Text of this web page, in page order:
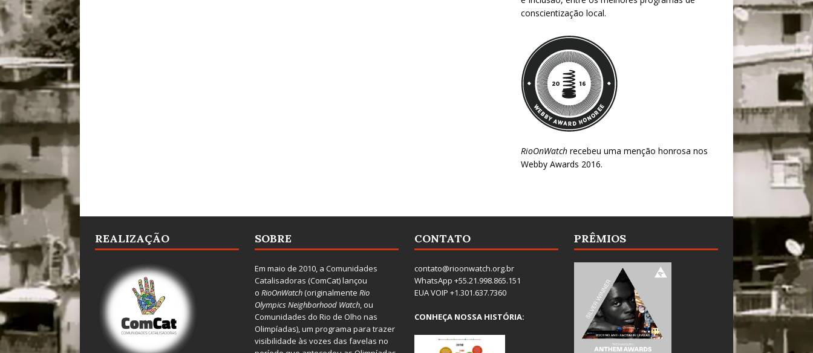
conscientização local.
RioOnWatchrecebeu uma menção honrosa nos
Webby Awards 2016.
REALIZAÇÃO SOBRE
Em maio de 2010, a Comunidades
Catalisadoras (ComCat) lançou
o RioOnWatch(originalmente Rio
Olympics Neighborhood Watch, ou
Comunidades do Rio de Olho nas
Olimpíadas), um programa para trazer
visibilidade às vozes das favelas no
CONTATO
contato@rioonwatch.org.br
WhatsApp +55.21.998.865.151
EUA VOIP +1.301.637.7360
CONHEÇA NOSSA HISTÓRIA:
PRÊMIOS